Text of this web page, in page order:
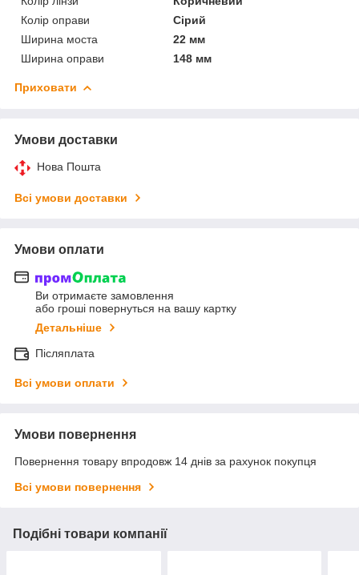
Колір оправи
Сірий
Ширина моста
22 мм
Ширина оправи
148 мм
Приховати
Умови доставки
Нова Пошта
Всі умови доставки
Умови оплати
Ви отримаєте замовлення
або гроші повернуться на вашу картку
Детальніше
Післяплата
Всі умови оплати
Умови повернення
Повернення товару впродовж 14 днів за рахунок покупця
Всі умови повернення
Подібні товари компанії